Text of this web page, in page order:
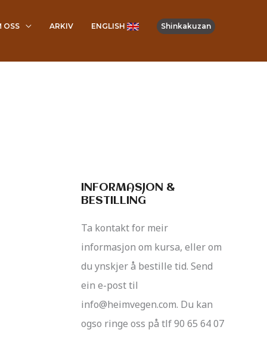
OSS ARKIV ENGLISH Shinkakuzan
INFORMASJON &
BESTILLING
Ta kontakt for meir
informasjon om kursa, eller om
du ynskjer å bestille tid. Send
ein e-post til
info@heimvegen.com. Du kan
ogso ringe oss på tlf 90 65 64 07